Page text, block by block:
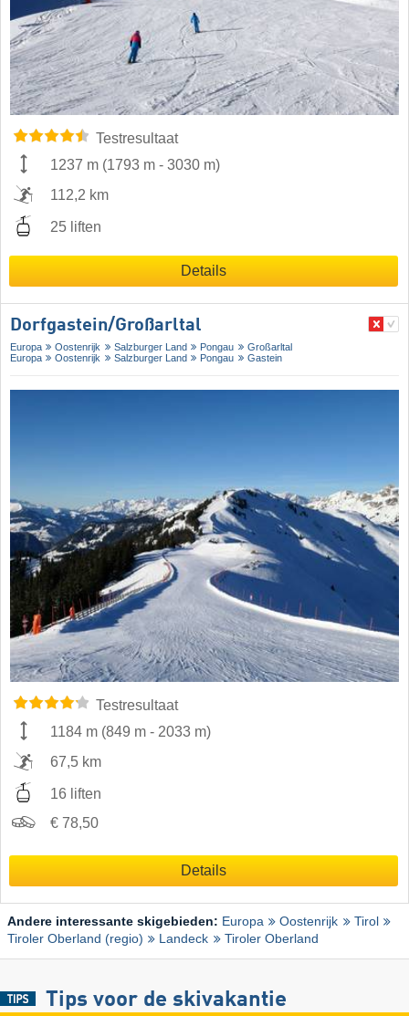
Testresultaat
1237 m (1793 m - 3030 m)
112,2 km
25 liften
Details
Dorfgastein/​Großarltal
Europa Oostenrijk Salzburger Land Pongau
Großarltal
Europa
Oostenrijk Salzburger Land Pongau Gastein
Testresultaat
1184 m (849 m - 2033 m)
67,5 km
16 liften
€ 78,50
Details
Andere interessante skigebieden: Europa Oostenrijk
Tirol
Tiroler Oberland (regio)
Landeck Tiroler Oberland
Tips voor de skivakantie